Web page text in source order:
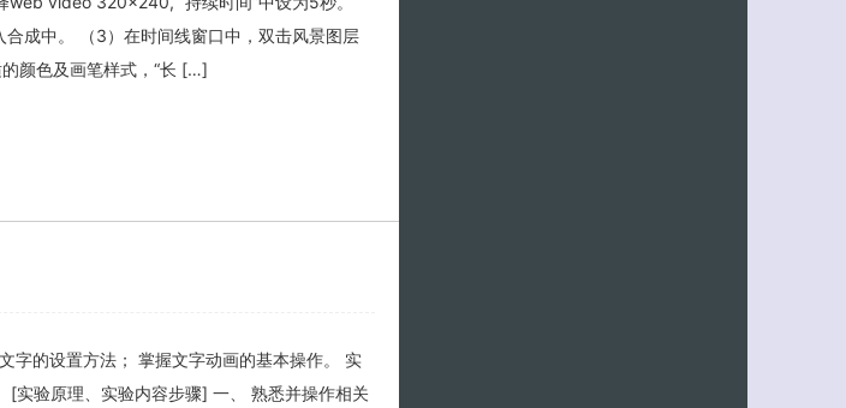
合成中。 （3）在时间线窗口中，双击风景图层
颜色及画笔样式，“长 […]
字的设置方法； 掌握文字动画的基本操作。 实
实验原理、实验内容步骤] 一、 熟悉并操作相关